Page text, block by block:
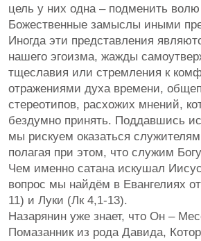
цель у них одна – подменить
Божественные замыслы иными
Иногда эти представления
нашего эгоизма, жажды
тщеславия или стремления к
отражениями духа времени,
стереотипов, расхожих мнений,
бездумно принять. Поддавшись
мы рискуем оказаться
полагая при этом, что служим
Чем именно сатана искушал
вопрос мы найдём в Евангелиях
11) и Луки (Лк 4,1-13).
Назарянин уже знает, что Он –
Помазанник из рода Давида,